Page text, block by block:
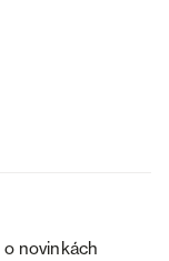
novinkách